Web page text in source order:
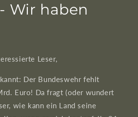
Wir haben
Leser,
Der Bundeswehr fehlt
Euro! Da fragt (oder wundert
wie kann ein Land seine